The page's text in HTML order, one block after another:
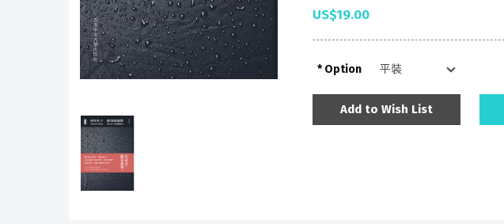
US$19.00
Option
Add to Wish List